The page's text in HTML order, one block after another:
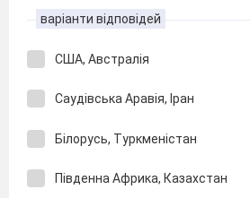
варіанти відповідей
США, Австралія
Саудівська Аравія, Іран
Білорусь, Туркменістан
Південна Африка, Казахстан